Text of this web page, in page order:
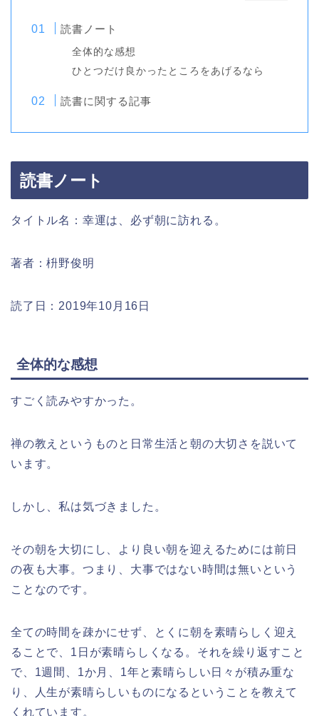
読書ノート
全体的な感想
ひとつだけ良かったところをあげるなら
読書に関する記事
読書ノート
タイトル名：幸運は、必ず朝に訪れる。
著者：枡野俊明
読了日：2019年10月16日
全体的な感想
すごく読みやすかった。
禅の教えというものと日常生活と朝の大切さを説いて
います。
しかし、私は気づきました。
その朝を大切にし、より良い朝を迎えるためには前日
の夜も大事。つまり、大事ではない時間は無いという
ことなのです。
全ての時間を疎かにせず、とくに朝を素晴らしく迎え
ることで、1日が素晴らしくなる。それを繰り返すこと
で、1週間、1か月、1年と素晴らしい日々が積み重な
り、人生が素晴らしいものになるということを教えて
くれています。